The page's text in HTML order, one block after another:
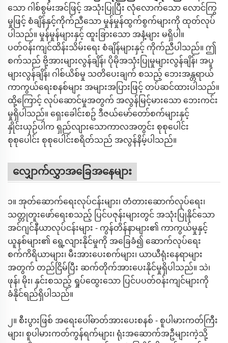
သော ဂါစ်စွမ်းအင်ဖြင့် အသုံးပြုပြီး လုံလောက်သော လောင်ကြွ
မှုဖြင့် စံချိန်နှင့်ကိုက်ညီသော မှုန်မှုန်ထွက်စွက်များကို ထုတ်လုပ်
ပါသည်။ မှုန်မှုန်များနှင့် ထူးခြားသော အနံ့များ မရှိပါ။
ပတ်ဝန်းကျင်ထိန်းသိမ်းရေး စံချိန်များနှင့် ကိုက်ညီပါသည်။ ဤ
စက်သည် ဗို့အားများလွန်ချိန်၊ ပိုမိုအသုံးပြုမှုများလွန်ချိန်၊ အပူ
များလွန်ချိန်၊ ဂါစ်ယိစ်မှု သတိပေးချက် စသည့် ဘေးအန္တရာယ်
ကာကွယ်ရေးစနစ်များ အများအပြားဖြင့် တပ်ဆင်ထားပါသည်။
ထို့ကြောင့် လုပ်ဆောင်မှုအတွက် အလွန်မြင့်မားသော ဘေးကင်း
မှုရှိပါသည်။ ရှေးခေါင်းစဥ် ဒီဇယ်မော်တော်စက်များနှင့်
နှိုင်းယှဉ်ပါက ရှည်လျားသောကာလအတွင်း စုစုပေါင်း
စုစုပေါင်း စုစုပေါင်းစရိတ်သည် အလွန်နိမ့်ပါသည်။
လျှောက်လွှာအခြေအနေများ
၁။ အုတ်ဆောက်ရေးလုပ်ငန်းများ၊ တံတားဆောက်လုပ်ရေး၊
သတ္တုတူးဖော်ရေးစသည့် ပြင်ပဇုန်းများတွင် အသုံးပြုနိုင်သော
အင်ဂျင်နီယာလုပ်ငန်းများ - ကွန်တိန်နာများ၏ ကာကွယ်မှုနှင့်
ယူနစ်များ၏ ရွေ့လျားနိုင်မှုကို အခြေခံ၍ ဆောက်လုပ်ရေး
စက်ကိရိယာများ၊ မီးအားပေးစက်များ၊ ယာယီရုံးနေရာများ
အတွက် တည်ငြိမ်ပြီး ဆက်တိုက်အားပေးနိုင်မှုရှိပါသည်။ သဲ၊
ဖုန်၊ မိုး၊ နှင်းစသည့် ရှုပ်ထွေးသော ပြင်ပပတ်ဝန်းကျင်များကို
ခံနိုင်ရည်ရှိပါသည်။
၂။ စီးပွားဖြစ် အရေးပေါ်ဓာတ်အားပေးစနစ် - စူပါမားကတ်ကြီး
များ၊ စူပါမားကတ်ကွန်ရက်များ၊ ရုံးအဆောက်အဦများကဲ့သို့